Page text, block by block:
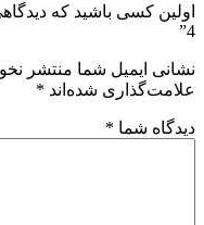
اولین کسی باشید که
4”
نشانی ایمیل شما منتشر
علامت‌گذاری شده‌اند *
دیدگاه شما *